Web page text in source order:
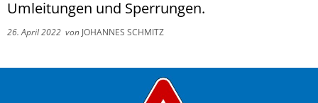
Umleitungen und Sperrungen.
26. April 2022 von JOHANNES SCHMITZ